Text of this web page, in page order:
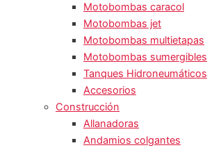
Motobombas caracol
Motobombas jet
Motobombas multietapas
Motobombas sumergibles
Tanques Hidroneumáticos
Accesorios
Construcción
Allanadoras
Andamios colgantes